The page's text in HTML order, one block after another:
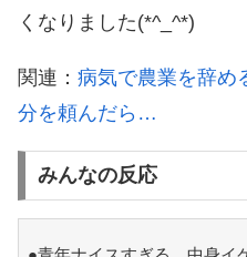
くなりました(*^_^*)
関連： 病気で農業を辞め
分を頼んだら…
みんなの反応